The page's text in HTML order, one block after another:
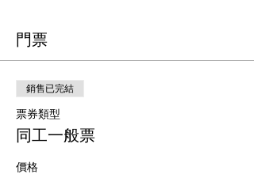
門票
銷售已完結
票券類型
同工一般票
價格